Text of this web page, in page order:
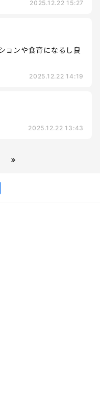
2025.12.22 15:27
ョンや食育になるし良
2025.12.22 14:19
2025.12.22 13:43